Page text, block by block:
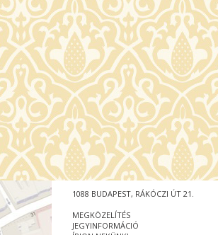
1088 BUDAPEST, RÁKÓCZI ÚT 21.
MEGKÖZELÍTÉS
JEGYINFORMÁCIÓ